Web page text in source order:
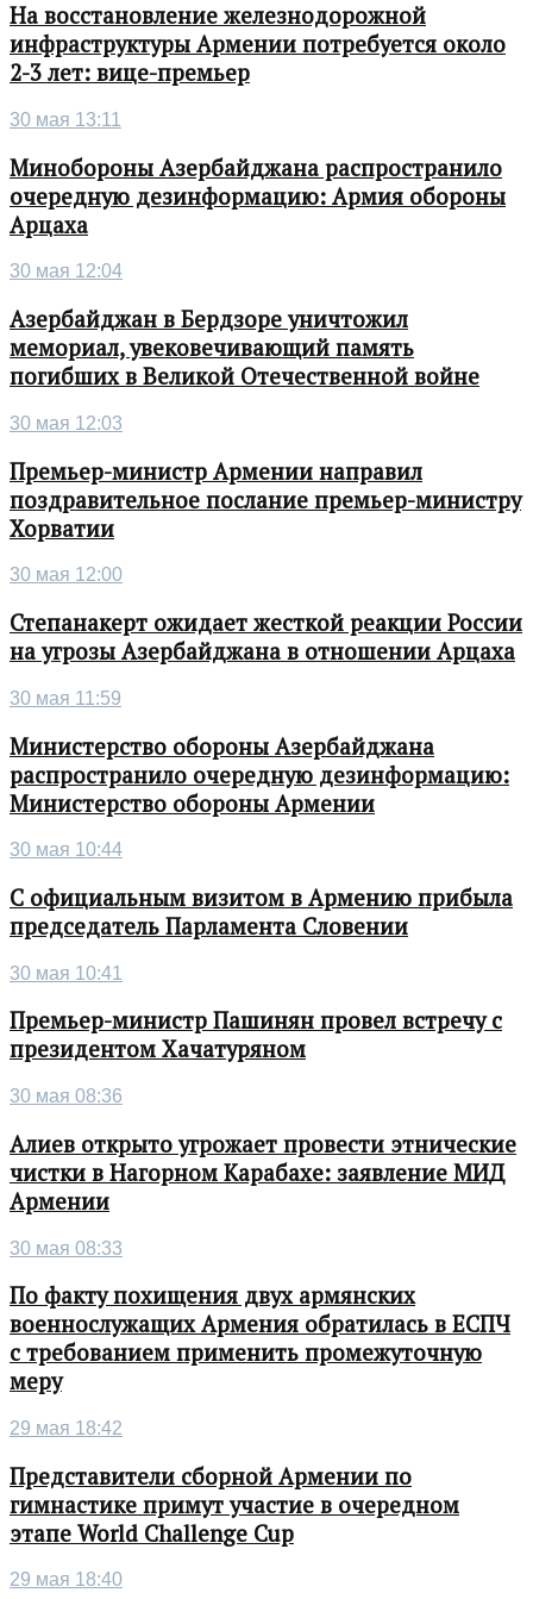
На восстановление железнодорожной
инфраструктуры Армении потребуется около
2-3 лет: вице-премьер
30 мая 13:11
Минобороны Азербайджана распространило
очередную дезинформацию: Армия обороны
Арцаха
30 мая 12:04
Азербайджан в Бердзоре уничтожил
мемориал, увековечивающий память
погибших в Великой Отечественной войне
30 мая 12:03
Премьер-министр Армении направил
поздравительное послание премьер-министру
Хорватии
30 мая 12:00
Степанакерт ожидает жесткой реакции России
на угрозы Азербайджана в отношении Арцаха
30 мая 11:59
Министерство обороны Азербайджана
распространило очередную дезинформацию:
Министерство обороны Армении
30 мая 10:44
С официальным визитом в Армению прибыла
председатель Парламента Словении
30 мая 10:41
Премьер-министр Пашинян провел встречу с
президентом Хачатуряном
30 мая 08:36
Алиев открыто угрожает провести этнические
чистки в Нагорном Карабахе: заявление МИД
Армении
30 мая 08:33
По факту похищения двух армянских
военнослужащих Армения обратилась в ЕСПЧ
с требованием применить промежуточную
меру
29 мая 18:42
Представители сборной Армении по
гимнастике примут участие в очередном
этапе World Challenge Cup
29 мая 18:40